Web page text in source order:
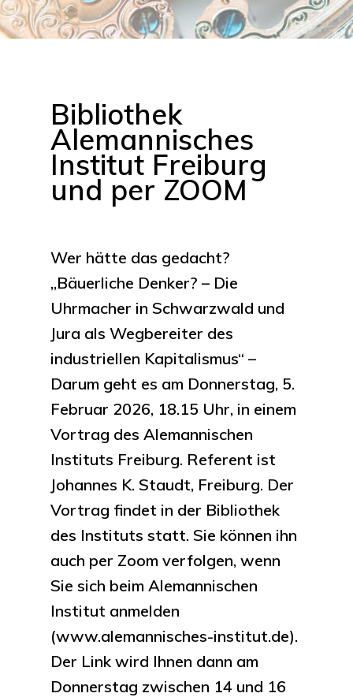
Bibliothek
Alemannisches
Institut Freiburg
und per ZOOM
Wer hätte das gedacht?
„Bäuerliche Denker? – Die
Uhrmacher in Schwarzwald und
Jura als Wegbereiter des
industriellen Kapitalismus“ –
Darum geht es am Donnerstag, 5.
Februar 2026, 18.15 Uhr, in einem
Vortrag des Alemannischen
Instituts Freiburg. Referent ist
Johannes K. Staudt, Freiburg. Der
Vortrag findet in der Bibliothek
des Instituts statt. Sie können ihn
auch per Zoom verfolgen, wenn
Sie sich beim Alemannischen
Institut anmelden
(www.alemannisches-institut.de).
Der Link wird Ihnen dann am
Donnerstag zwischen 14 und 16